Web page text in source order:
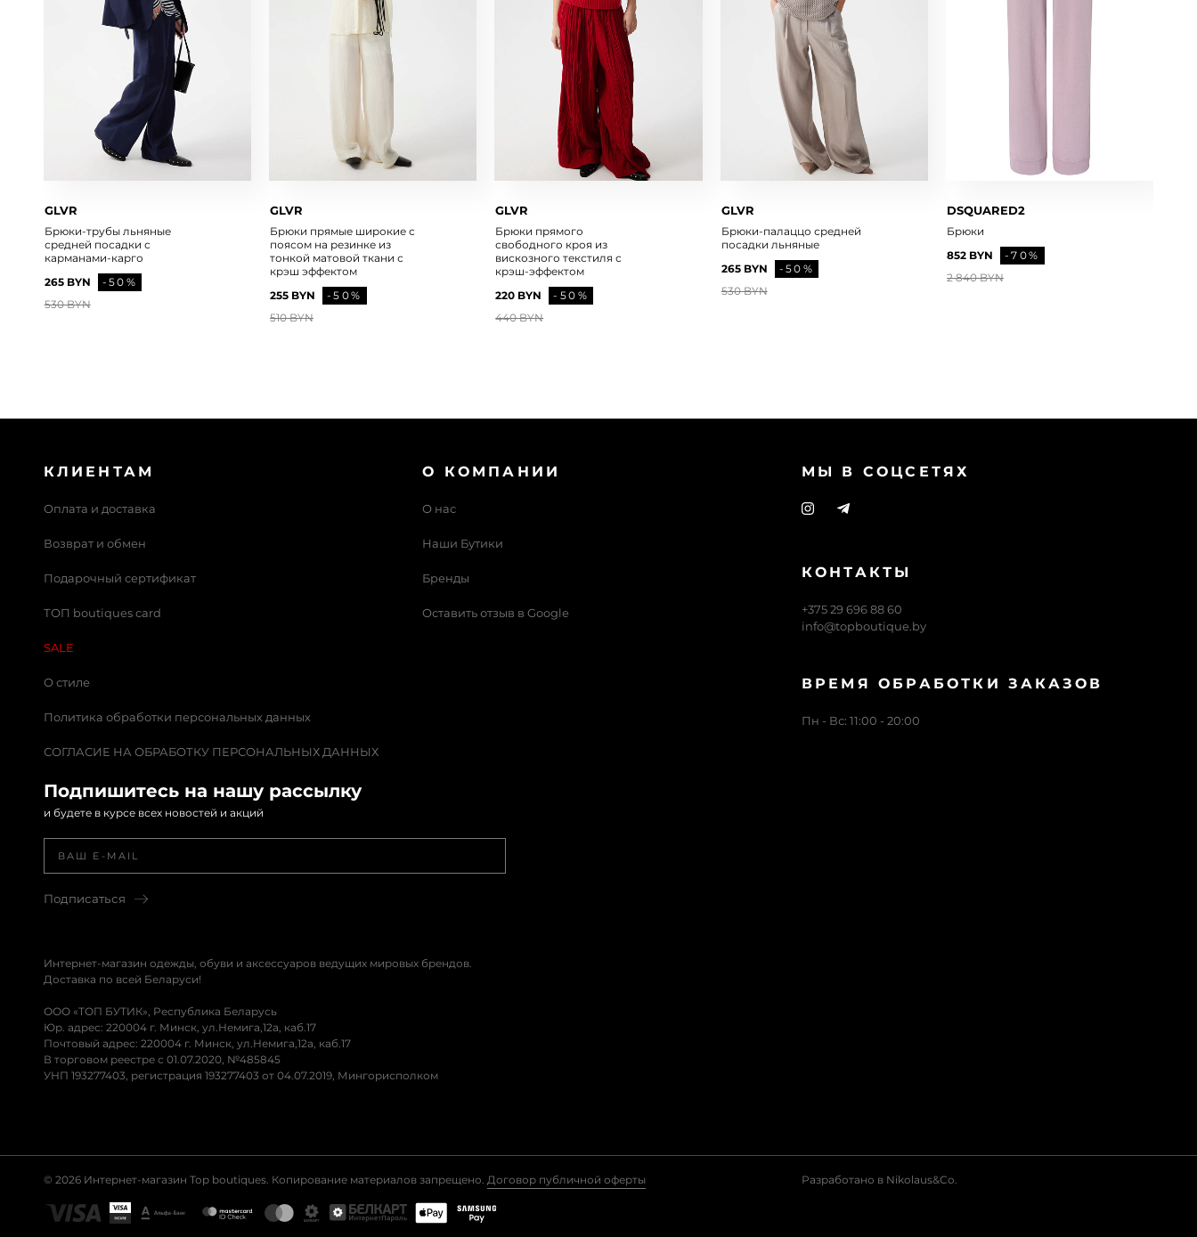
GLVR
Брюки-трубы льняные
средней посадки с
карманами-карго
265 BYN
-50%
530 BYN
GLVR
Брюки прямые широкие с
поясом на резинке из
тонкой матовой ткани с
крэш эффектом
255 BYN
-50%
510 BYN
GLVR
Брюки прямого
свободного кроя из
вискозного текстиля с
крэш-эффектом
220 BYN
-50%
440 BYN
GLVR
Брюки-палаццо средней
посадки льняные
265 BYN
-50%
530 BYN
DSQUARED2
Брюки
852 BYN
-70%
2 840 BYN
КЛИЕНТАМ
Оплата и доставка
Возврат и обмен
Подарочный сертификат
ТОП boutiques card
SALE
О стиле
Политика обработки персональных данных
СОГЛАСИЕ НА ОБРАБОТКУ ПЕРСОНАЛЬНЫХ ДАННЫХ
О КОМПАНИИ
О нас
Наши Бутики
Бренды
Оставить отзыв в Google
МЫ В СОЦСЕТЯХ
КОНТАКТЫ
+375 29 696 88 60
info@topboutique.by
ВРЕМЯ ОБРАБОТКИ ЗАКАЗОВ
Пн - Вс: 11:00 - 20:00
Подпишитесь на нашу рассылку
и будете в курсе всех новостей и акций
Подписаться
Интернет-магазин одежды, обуви и аксессуаров ведущих мировых брендов.
Доставка по всей Беларуси!
ООО «ТОП БУТИК», Республика Беларусь
Юр. адрес: 220004 г. Минск, ул.Немига,12а, каб.17
Почтовый адрес: 220004 г. Минск, ул.Немига,12а, каб.17
В торговом реестре с 01.07.2020, №485845
УНП 193277403, регистрация 193277403 от 04.07.2019, Мингорисполком
© 2026 Интернет-магазин Top boutiques. Копирование материалов запрещено. Договор публичной оферты Разработано в Nikolaus&Co.